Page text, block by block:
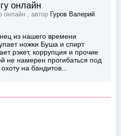
онлайн
онлайн , автор
Гуров Валерий
из нашего времени
ножки Буша и спирт
рэкет, коррупция и прочие
не намерен прогибаться под
на бандитов...